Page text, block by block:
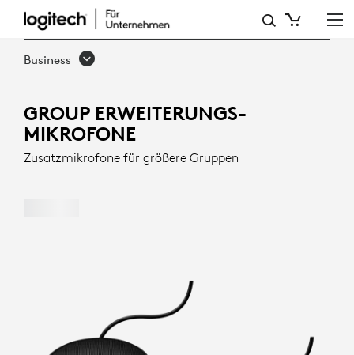
GROUP
ZUSATZMIKROFONE
MEETINGS
MIT
VIELEN
Business
GROUP ERWEITERUNGS-
MIKROFONE
Zusatzmikrofone für größere Gruppen